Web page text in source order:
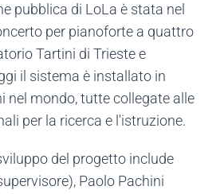
pubblica di LoLa è stata nel
per pianoforte a quattro
Tartini di Trieste e
il sistema è installato in
nel mondo, tutte collegate alle
per la ricerca e l'istruzione.
del progetto include
Paolo Pachini